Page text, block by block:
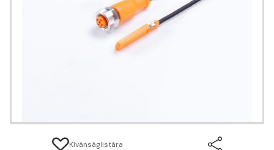
Kívánságlistára